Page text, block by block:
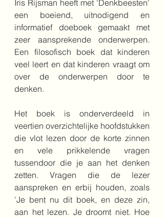
Iris Rijsman heeft met 'Denkbeesten'
een boeiend, uitnodigend en
informatief doeboek gemaakt met
zeer aansprekende onderwerpen.
Een filosofisch boek dat kinderen
veel leert en dat kinderen vraagt om
over de onderwerpen door te
denken.
Het boek is onderverdeeld in
veertien overzichtelijke hoofdstukken
die vlot lezen door de korte zinnen
en vele prikkelende vragen
tussendoor die je aan het denken
zetten. Vragen die de lezer
aanspreken en erbij houden, zoals
'Je bent nu dit boek, en deze zin,
aan het lezen. Je droomt niet. Hoe